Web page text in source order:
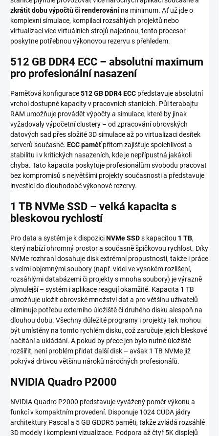
zkrátit dobu výpočtů či renderovánína minimum. Ať už jde o
komplexní simulace, kompilaci rozsáhlých projek­tů nebo
virtualizaci více virtuálních strojů najednou, tento procesor
poskytne potřebnou výkonovou rezervu s přehledem.
512 GB DDR4 ECC – absolutní maximum
pro profesionální nasazení
Paměťová konfigurace512 GB DDR4 ECC představuje absolutní
vrchol dostupné kapacity v pracovních stanicích. Půl terabajtu
RAM umožňuje provádět výpočty a simulace, které by jinak
vyžadovaly výpočetní clustery – od zpracování obrovských
datových sad přes složité 3D simulace až po virtualizaci desítek
serverů současně. ECC paměťpřitom zajišťuje spolehlivost a
stabilitu i v kritických nasazeních, kde je nepřípustná jakákoli
chyba. Tato kapacita poskytuje profesionálům svobodu pracovat
bez kompromisů s největšími projekty současnosti a představuje
investici do dlouhodobé výkonové rezervy.
1 TB NVMe SSD – velká kapacita s
bleskovou rychlostí
Pro data a systém je k dispoziciNVMe SSDs kapacitou 1 TB,
který nabízí ohromný prostor a současně špičkovou rychlost. Díky
NVMe rozhraní dosahuje disk extrémní propustnosti, takže i práce
s velmi objemnými soubory (např. videi ve vysokém rozlišení,
rozsáhlými databázemi či projekty s mnoha soubory) je výrazně
plynulejší – systém i aplikace reagují okamžitě. Kapacita 1 TB
umožňuje uložit obrovské množství dat a pro většinu uživatelů
eliminuje potřebu externího úložiště či druhého disku alespoň na
dlouhou dobu. Všechny důležité programy i projekty tak mohou
být umístěny na tomto rychlém disku, což zaručuje jejich bleskové
načítání a ukládání. A pokud by přece jen bylo nutné úložiště
rozšířit, není problém přidat další disk – avšak 1 TB NVMe již
pokrývá drtivou většinu nároků náročných profesionálů.
NVIDIA Quadro P2000
NVIDIA Quadro P2000 představuje vyvážený poměr výkonu a
funkcí v kompaktním provedení. Disponuje 1024 CUDA jádry
architektury Pascal a 5 GB GDDR5 paměti, takže zvládá rozsáhlé
3D modely i komplexní vizualizace. Podpora až čtyř 5K displejů